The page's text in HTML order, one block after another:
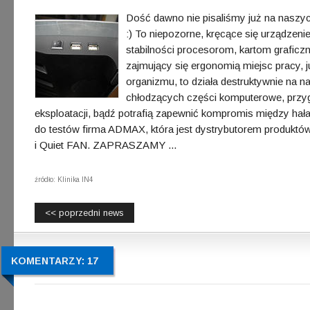
Dość dawno nie pisaliśmy już na
:) To niepozorne, kręcące się
stabilności procesorom, kartom
zajmujący się ergonomią miejsc pracy,
organizmu, to działa destruktywnie na
chłodzących części komputerowe,
eksploatacji, bądź potrafią zapewnić kompromis między
do testów firma ADMAX, która jest dystrybutorem
i Quiet FAN. ZAPRASZAMY ...
źródło: Klinika IN4
<< poprzedni news
KOMENTARZY: 17